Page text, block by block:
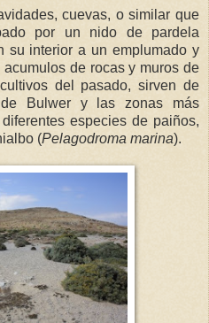
cuevas, o similar que
por un nido de pardela
su interior a un emplumado y
de rocas y muros de
del pasado, sirven de
Bulwer y las zonas más
especies de paiños,
(Pelagodroma marina).